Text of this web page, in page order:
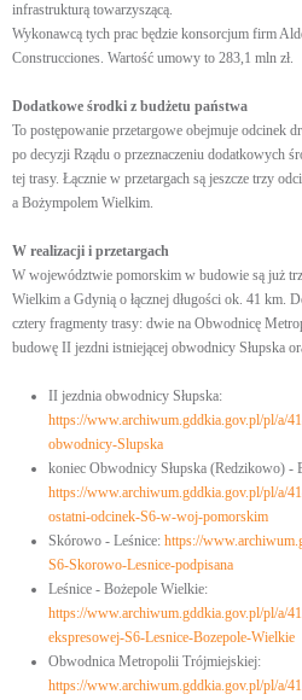
infrastrukturą towarzyszącą.
Wykonawcą tych prac będzie konsorcjum firm
Construcciones. Wartość umowy to 283,1 mln zł.
Dodatkowe środki z budżetu państwa
To postępowanie przetargowe obejmuje odcinek
po decyzji Rządu o przeznaczeniu dodatkowych
tej trasy. Łącznie w przetargach są jeszcze trzy
a Bożympolem Wielkim.
W realizacji i przetargach
W województwie pomorskim w budowie są już
Wielkim a Gdynią o łącznej długości ok. 41 km.
cztery fragmenty trasy: dwie na Obwodnicę
budowę II jezdni istniejącej obwodnicy Słupska
II jezdnia obwodnicy Słupska:
https://www.archiwum.gddkia.gov.pl/pl/a/
obwodnicy-Slupska
koniec Obwodnicy Słupska (Redzikowo) -
https://www.archiwum.gddkia.gov.pl/pl/a/
ostatni-odcinek-S6-w-woj-pomorskim
Skórowo - Leśnice: https://
S6-Skorowo-Lesnice-podpisana
Leśnice - Bożepole Wielkie:
https://www.archiwum.gddkia.gov.pl/pl/a/
ekspresowej-S6-Lesnice-Bozepole-Wielkie
Obwodnica Metropolii Trójmiejskiej:
https://www.archiwum.gddkia.gov.pl/pl/a/